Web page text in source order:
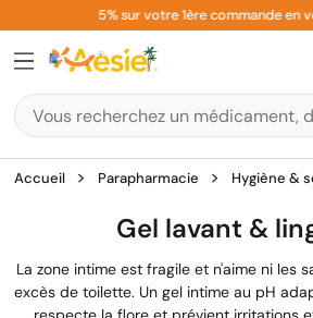
au
contenu
5% sur votre 1ère commande en vous
Accueil Parapharmacie Hygiène &
Gel lavant &
La zone intime est fragile et n'aime ni les
excès de toilette. Un gel intime au pH